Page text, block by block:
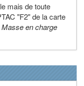
mais de toute
"F2" de la carte
Masse en charge